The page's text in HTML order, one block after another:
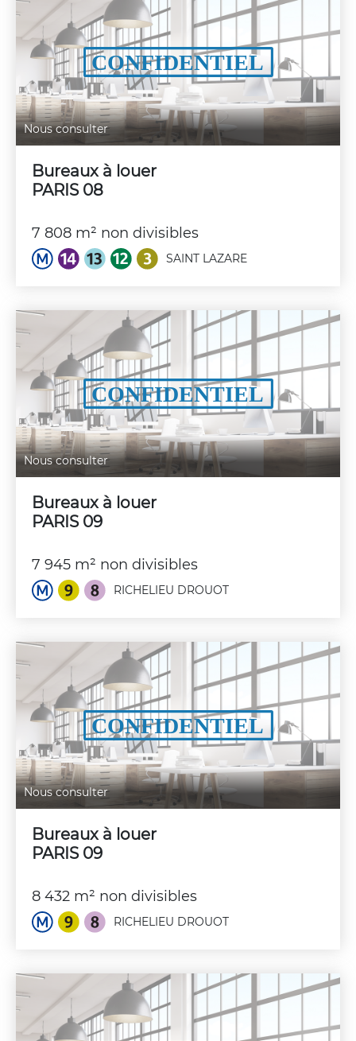
Nous consulter
Bureaux à louer
PARIS 08
7 808 m² non divisibles
SAINT LAZARE
Nous consulter
Bureaux à louer
PARIS 09
7 945 m² non divisibles
RICHELIEU DROUOT
Nous consulter
Bureaux à louer
PARIS 09
8 432 m² non divisibles
RICHELIEU DROUOT